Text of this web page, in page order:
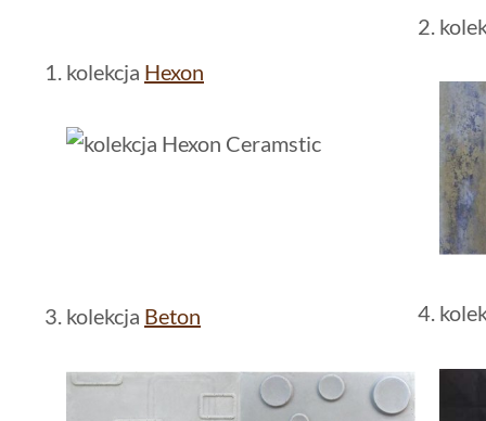
1. kolekcja Hexon
2.
3. kolekcja Beton 4.